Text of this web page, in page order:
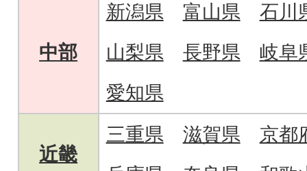
中部
新潟県 富山県
石川
山梨県
長野県
岐阜
愛知県
近畿
三重県 滋賀県
京都